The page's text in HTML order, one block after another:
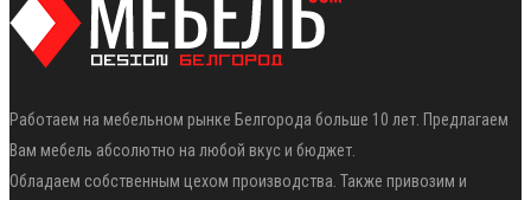
Работаем на мебельном рынке Белгорода больше 10 лет. Предлагаем
Вам мебель абсолютно на любой вкус и бюджет.
Обладаем собственным цехом производства. Также привозим и